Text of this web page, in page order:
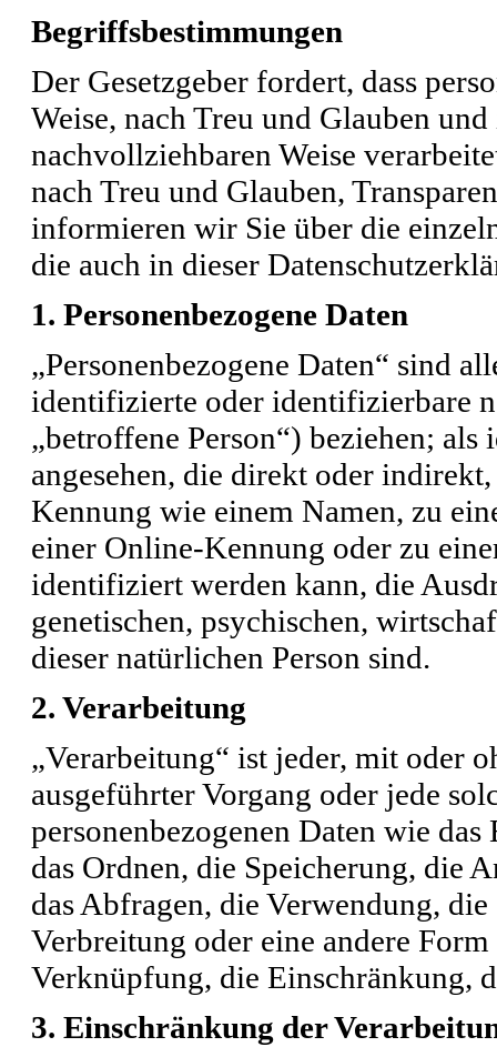
Begriffsbestimmungen
Der Gesetzgeber fordert, dass
Weise, nach Treu und Glauben
nachvollziehbaren Weise
nach Treu und Glauben,
informieren wir Sie über die
die auch in dieser
1. Personenbezogene Daten
„Personenbezogene Daten“ sind
identifizierte oder identifizierbare
„betroffene Person“) beziehen;
angesehen, die direkt oder
Kennung wie einem Namen, zu
einer Online-Kennung oder zu
identifiziert werden kann, die
genetischen, psychischen,
dieser natürlichen Person sind.
2. Verarbeitung
„Verarbeitung“ ist jeder, mit oder
ausgeführter Vorgang oder jede
personenbezogenen Daten wie
das Ordnen, die Speicherung, die
das Abfragen, die Verwendung,
Verbreitung oder eine andere
Verknüpfung, die Einschränkung,
3. Einschränkung der